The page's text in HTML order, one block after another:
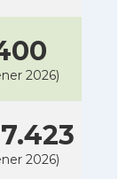
2026)
2026)